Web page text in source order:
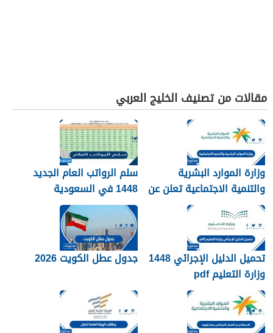
مقالات من تصنيف الخليج العربي
وزارة الموارد البشرية
والتنمية الاجتماعية تعلن عن
تفعيل نظام الضمان
الاجتماعي المطور والجديد
1448
سلم الرواتب العام الجديد
1448 في السعودية
تحميل الدليل الإجرائي 1448
وزارة التعليم pdf
جدول عطل الكويت 2026